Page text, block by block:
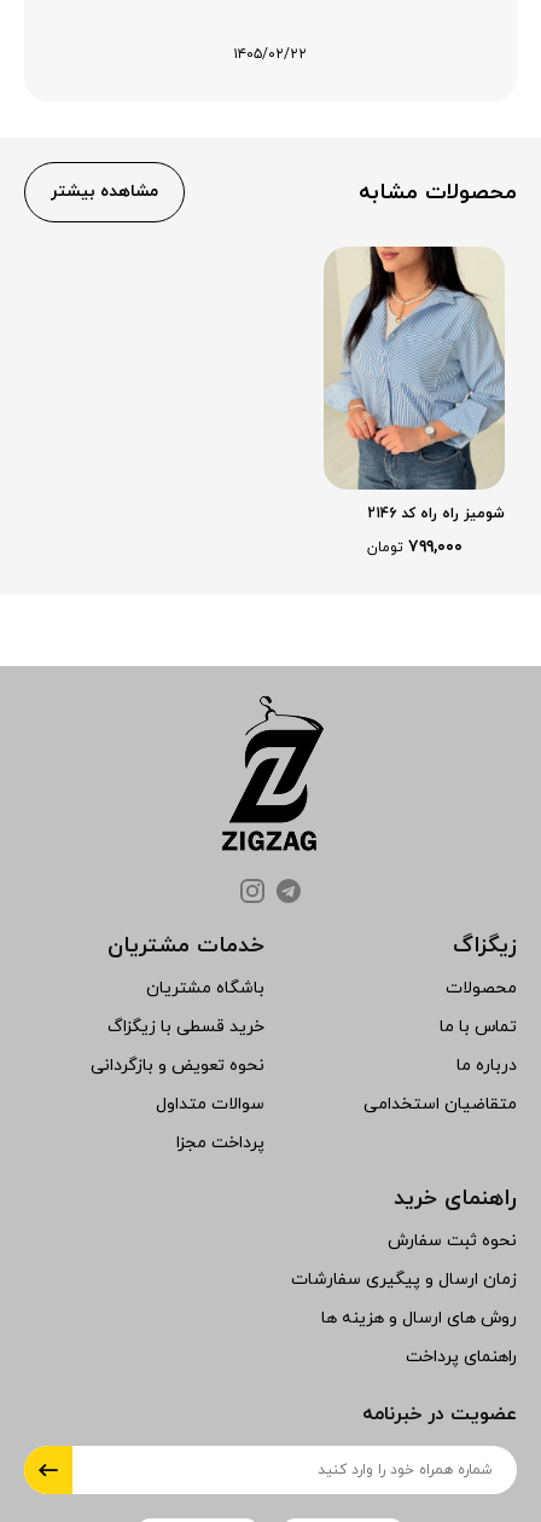
۱۴۰۵/۰۲/۲۲
محصولات مشابه مشاهده بیشتر
شومیز راه راه کد 2146
۷۹۹,۰۰۰ تومان
زیگزاگ
محصولات
تماس با ما
درباره ما
متقاضیان استخدامی
خدمات مشتریان
باشگاه مشتریان
خرید قسطی با زیگزاگ
نحوه تعویض و بازگردانی
سوالات متداول
پرداخت مجزا
راهنمای خرید
نحوه ثبت سفارش
زمان ارسال و پیگیری سفارشات
روش های ارسال و هزینه ها
راهنمای پرداخت
عضویت در خبرنامه